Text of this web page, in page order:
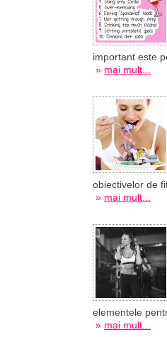
important este
» mai mult...
obiectivelor de
» mai mult...
elementele
» mai mult...